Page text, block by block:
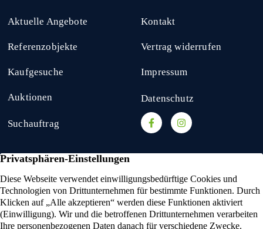
Aktuelle Angebote
Referenzobjekte
Kaufgesuche
Auktionen
Suchauftrag
Kontakt
Vertrag widerrufen
Impressum
Datenschutz
amarc21 Immobilien hat4,53von5Sternen
2336Bewertungen auf ProvenExpert.com